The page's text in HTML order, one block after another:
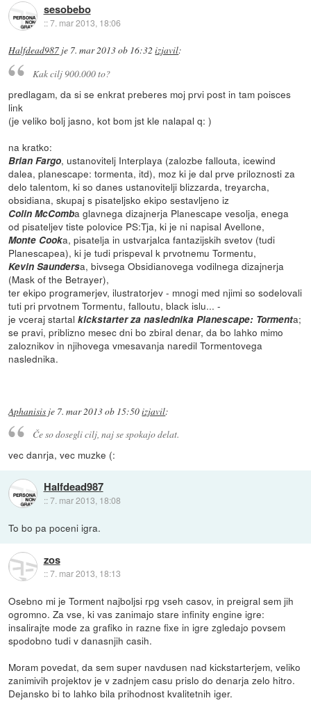
sesobebo
::7. mar 2013, 18:06
Halfdead987 je 7. mar 2013 ob 16:32 izjavil:
Kak cilj 900.000 to?
predlagam, da si se enkrat preberes moj prvi post in tam poisces
link
(je veliko bolj jasno, kot bom jst kle nalapal q: )
na kratko:
Brian Fargo, ustanovitelj Interplaya (zalozbe fallouta, icewind
dalea, planescape: tormenta, itd), moz ki je dal prve priloznosti za
delo talentom, ki so danes ustanovitelji blizzarda, treyarcha,
obsidiana, skupaj s pisateljsko ekipo sestavljeno iz
Colin McComba glavnega dizajnerja Planescape vesolja, enega
od pisateljev tiste polovice PS:Tja, ki je ni napisal Avellone,
Monte Cooka, pisatelja in ustvarjalca fantazijskih svetov (tudi
Planescapea), ki je tudi prispeval k prvotnemu Tormentu,
Kevin Saundersa, bivsega Obsidianovega vodilnega dizajnerja
(Mask of the Betrayer),
ter ekipo programerjev, ilustratorjev - mnogi med njimi so sodelovali
tuti pri prvotnem Tormentu, falloutu, black islu... -
je vceraj startalkickstarter za naslednika Planescape: Tormenta;
se pravi, priblizno mesec dni bo zbiral denar, da bo lahko mimo
zaloznikov in njihovega vmesavanja naredil Tormentovega
naslednika.
Aphanisis je 7. mar 2013 ob 15:50izjavil:
Če so dosegli cilj, naj se spokajo delat.
vec danrja, vec muzke (:
Halfdead987
::7. mar 2013, 18:08
To bo pa poceni igra.
zos
::7. mar 2013, 18:13
Osebno mi je Torment najboljsi rpg vseh casov, in preigral sem jih
ogromno. Za vse, ki vas zanimajo stare infinity engine igre:
insalirajte mode za grafiko in razne fixe in igre zgledajo povsem
spodobno tudi v danasnjih casih.
Moram povedat, da sem super navdusen nad kickstarterjem, veliko
zanimivih projektov je v zadnjem casu prislo do denarja zelo hitro.
Dejansko bi to lahko bila prihodnost kvalitetnih iger.